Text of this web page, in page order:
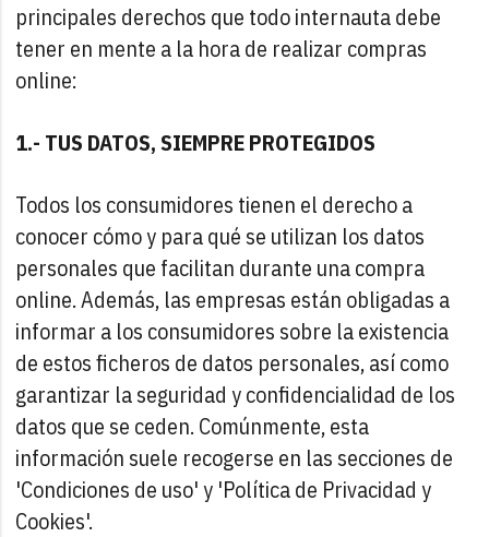
principales derechos que todo internauta debe
tener en mente a la hora de realizar compras
online:
1.- TUS DATOS, SIEMPRE PROTEGIDOS
Todos los consumidores tienen el derecho a
conocer cómo y para qué se utilizan los datos
personales que facilitan durante una compra
online. Además, las empresas están obligadas a
informar a los consumidores sobre la existencia
de estos ficheros de datos personales, así como
garantizar la seguridad y confidencialidad de los
datos que se ceden. Comúnmente, esta
información suele recogerse en las secciones de
'Condiciones de uso' y 'Política de Privacidad y
Cookies'.